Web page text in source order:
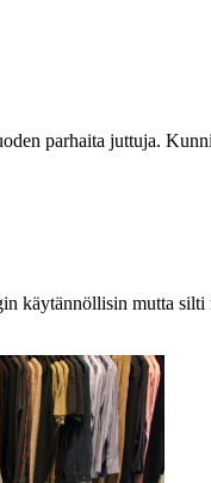
parhaita juttuja.
käytännöllisin mutta